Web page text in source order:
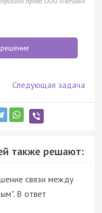
Следующая задача
также решают:
связи между
В ответ